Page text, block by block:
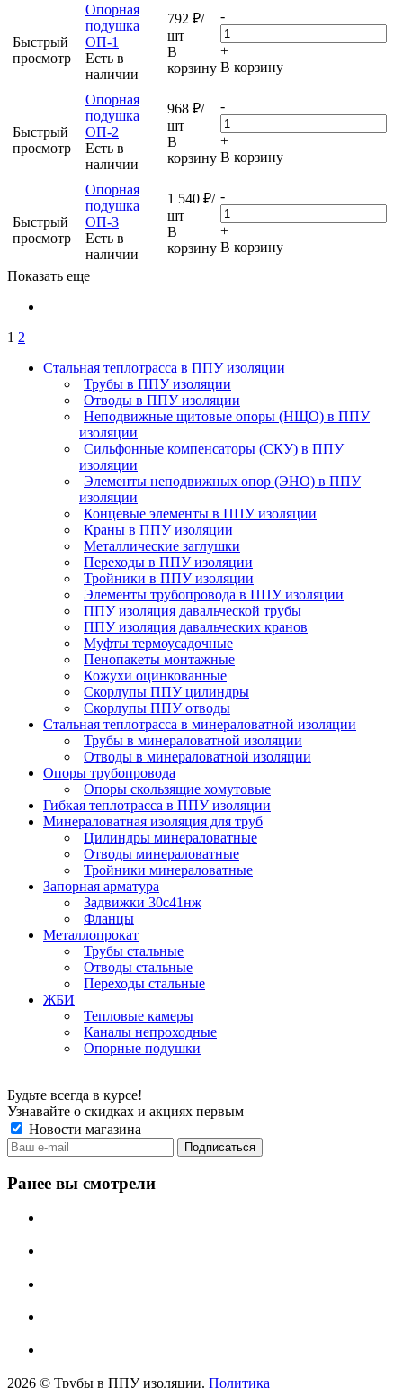
Быстрый
просмотр
Опорная
подушка
ОП-1
Есть в
наличии
792 ₽/
шт
В
корзину
-
+
В корзину
Быстрый
просмотр
Опорная
подушка
ОП-2
Есть в
наличии
968 ₽/
шт
В
корзину
-
+
В корзину
Быстрый
просмотр
Опорная
подушка
ОП-3
Есть в
наличии
1 540 ₽/
шт
В
корзину
-
+
В корзину
Показать еще
1 2
Стальная теплотрасса в ППУ изоляции
Трубы в ППУ изоляции
Отводы в ППУ изоляции
Неподвижные щитовые опоры (НЩО) в ППУ
изоляции
Cильфонные компенсаторы (СКУ) в ППУ
изоляции
Элементы неподвижных опор (ЭНО) в ППУ
изоляции
Концевые элементы в ППУ изоляции
Краны в ППУ изоляции
Металлические заглушки
Переходы в ППУ изоляции
Тройники в ППУ изоляции
Элементы трубопровода в ППУ изоляции
ППУ изоляция давальческой трубы
ППУ изоляция давальческих кранов
Муфты термоусадочные
Пенопакеты монтажные
Кожухи оцинкованные
Скорлупы ППУ цилиндры
Скорлупы ППУ отводы
Стальная теплотрасса в минераловатной изоляции
Трубы в минераловатной изоляции
Отводы в минераловатной изоляции
Опоры трубопровода
Опоры скользящие хомутовые
Гибкая теплотрасса в ППУ изоляции
Минераловатная изоляция для труб
Цилиндры минераловатные
Отводы минераловатные
Тройники минераловатные
Запорная арматура
Задвижки 30с41нж
Фланцы
Металлопрокат
Трубы стальные
Отводы стальные
Переходы стальные
ЖБИ
Тепловые камеры
Каналы непроходные
Опорные подушки
Будьте всегда в курсе!
Узнавайте о скидках и акциях первым
Новости магазина
Ранее вы смотрели
2026 © Трубы в ППУ изоляции. Политика